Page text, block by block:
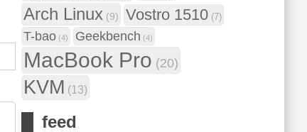
Arch Linux (9) Vostro 1510 (7)
T-bao (4) Geekbench (4)
MacBook Pro (20)
KVM (13)
feed